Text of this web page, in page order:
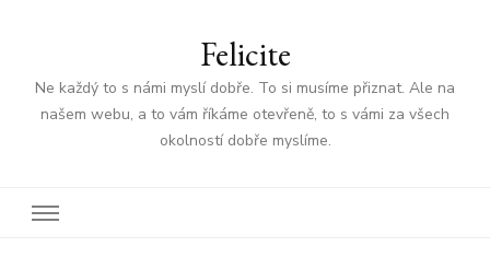
Felicite
Ne každý to s námi myslí dobře. To si musíme přiznat. Ale na
našem webu, a to vám říkáme otevřeně, to s vámi za všech
okolností dobře myslíme.